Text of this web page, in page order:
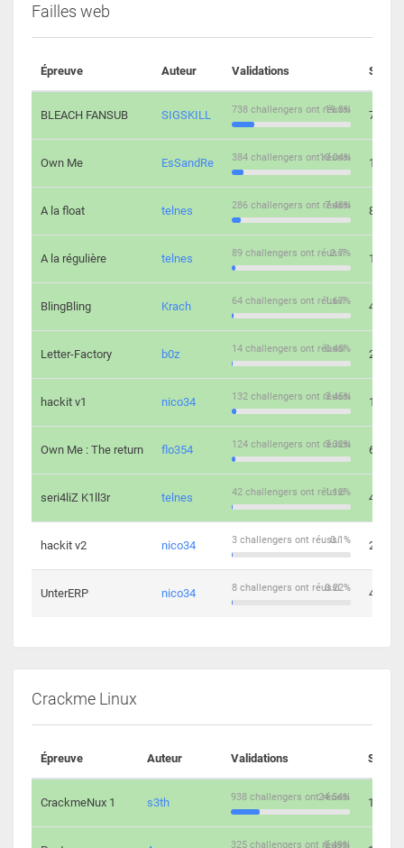
Failles web
Épreuve Auteur Validations
BLEACH FANSUB SIGSKILL 19.3%
738 challengers ont réussi 7
Own Me EsSandRe 10.04%
384 challengers ont réussi 13
A la float telnes 7.48%
286 challengers ont réussi 8
A la régulière telnes 2.7%
89 challengers ont réussi 10
BlingBling Krach 1.67%
64 challengers ont réussi 4
Letter-Factory b0z 0.43%
14 challengers ont réussi 2
hackit v1 nico34 3.45%
132 challengers ont réussi 12
Own Me : The return flo354 3.32%
124 challengers ont réussi 6
seri4liZ K1ll3r telnes 1.12%
42 challengers ont réussi 4
hackit v2 nico34 0.1%
3 challengers ont réussi 2
UnterERP nico34 0.22%
8 challengers ont réussi 4
Crackme Linux
Épreuve Auteur Validations
CrackmeNux 1 s3th 24.54%
938 challengers ont réussi 14
8.49%
325 challengers ont réussi